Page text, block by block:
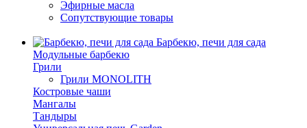
Эфирные масла
Сопутствующие товары
Барбекю, печи для сада
Модульные барбекю
Грили
Грили MONOLITH
Костровые чаши
Мангалы
Тандыры